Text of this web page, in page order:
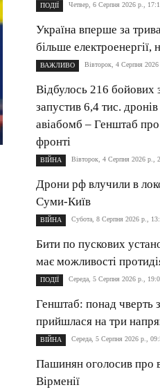
ПОДІЇ Четвер, 6 Серпня 2026 р.,
Україна вперше за
більше електроенергії,
ВАЖЛИВО Вівторок, 4 Серпня
Відбулось 216 бойових
запустив 6,4 тис.
авіабомб – Генштаб
фронті
ВІЙНА Вівторок, 4 Серпня 2026 р.,
Дрони рф влучили в
Суми-Київ
ВІЙНА Субота, 8 Серпня 2026 р.,
Бити по пускових
має можливості
ПОДІЇ Середа, 5 Серпня 2026 р.,
Генштаб: понад чверть
прийшлася на три
ВІЙНА Середа, 5 Серпня 2026 р.,
Пашинян оголосив про
Вірменії